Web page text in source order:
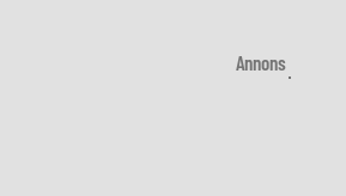
Annons